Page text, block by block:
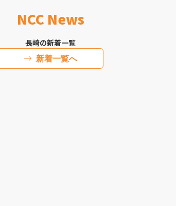
NCC News
長崎の新着一覧
新着一覧へ